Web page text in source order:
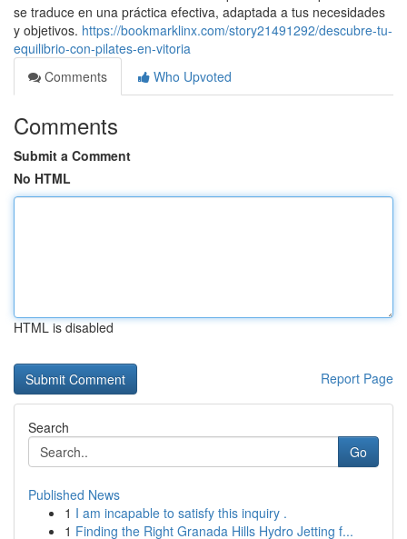
se traduce en una práctica efectiva, adaptada a tus necesidades
y objetivos. https://bookmarklinx.com/story21491292/descubre-tu-
equilibrio-con-pilates-en-vitoria
Comments
Who Upvoted
Comments
Submit a Comment
No HTML
HTML is disabled
Report Page
Search
Go
Published News
1 I am incapable to satisfy this inquiry .
1 Finding the Right Granada Hills Hydro Jetting f...